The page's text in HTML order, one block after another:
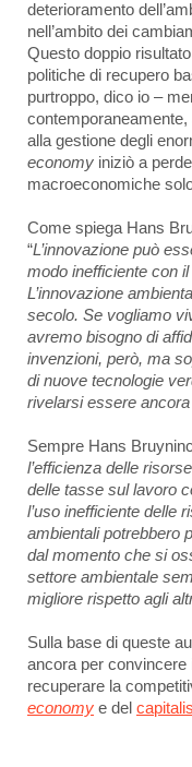
deterioramento
nell’ambito dei
Questo doppio
politiche di recupero
purtroppo, dico io –
alla gestione degli
economy iniziò a
macroeconomiche
Come spiega Hans
“L’innovazione può
modo inefficiente con
L’innovazione
secolo. Se vogliamo
avremo bisogno di
invenzioni, però, ma
di nuove tecnologie
rivelarsi essere
Sempre Hans
l’efficienza delle
delle tasse sul lavoro
l’uso inefficiente delle
ambientali potrebbero
dal momento che si
settore ambientale
migliore rispetto agli
Sulla base di queste
ancora per convincere
recuperare la
economy e del